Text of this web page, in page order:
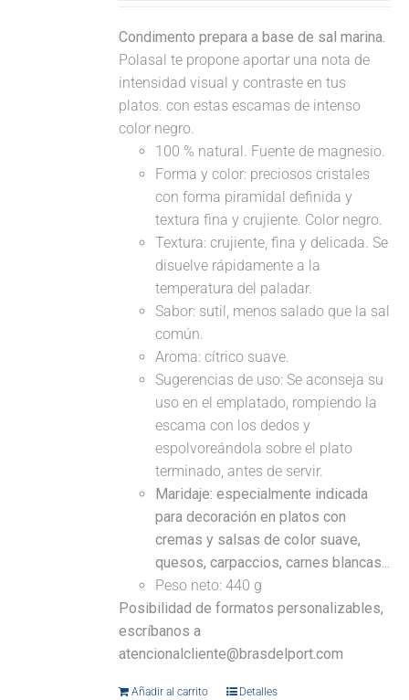
Condimento prepara a base de sal marina.
Polasal te propone aportar una nota de
intensidad visual y contraste en tus
platos. con estas escamas de intenso
color negro.
100 % natural. Fuente de magnesio.
Forma y color: preciosos cristales
con forma piramidal definida y
textura fina y crujiente. Color negro.
Textura: crujiente, fina y delicada. Se
disuelve rápidamente a la
temperatura del paladar.
Sabor: sutil, menos salado que la sal
común.
Aroma: cítrico suave.
Sugerencias de uso: Se aconseja su
uso en el emplatado, rompiendo la
escama con los dedos y
espolvoreándola sobre el plato
terminado, antes de servir.
Maridaje: especialmente indicada
para decoración en platos con
cremas y salsas de color suave,
quesos, carpaccios, carnes blancas...
Peso neto: 440 g
Posibilidad de formatos personalizables,
escríbanos a
atencionalcliente@brasdelport.com
Añadir al carrito Detalles